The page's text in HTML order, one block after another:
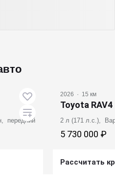
передний
2026 · 15 км
Toyota RAV4
2 л (171 л.с.),
5 730 000 ₽
Рассчитать